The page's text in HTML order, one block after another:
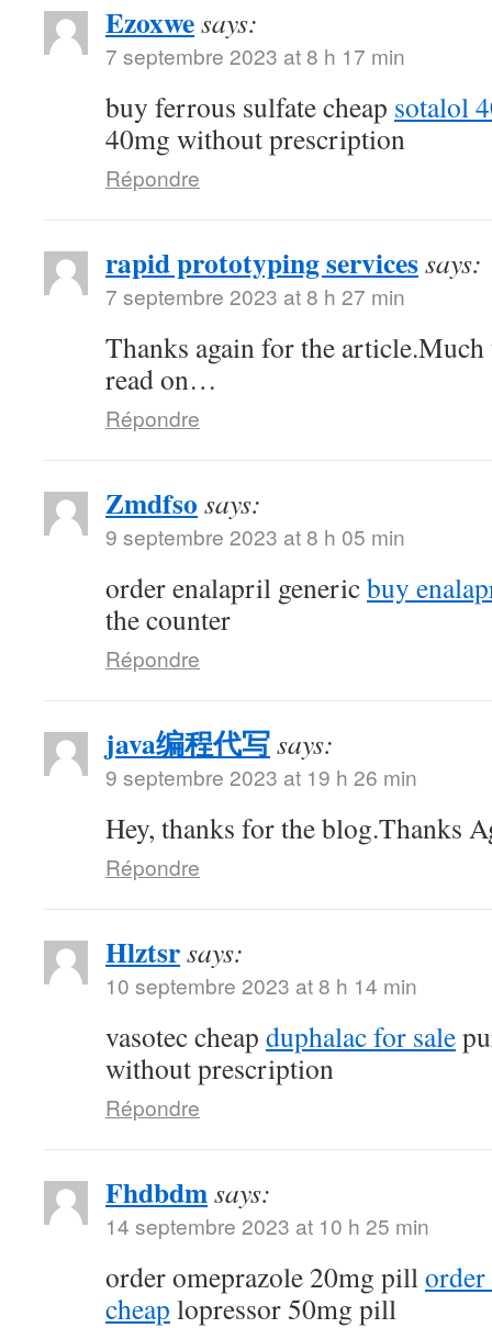
Ezoxwesays:
7 septembre 2023 at 8 h 17 min
buy ferrous sulfate cheap sotalol
40mg without prescription
Répondre
rapid prototyping servicessays:
7 septembre 2023 at 8 h 27 min
Thanks again for the
read on…
Répondre
Zmdfso says:
9 septembre 2023 at 8 h 05 min
order enalapril genericbuy
the counter
Répondre
java编程代写says:
9 septembre 2023 at 19 h 26 min
Hey, thanks for the blog.Thanks
Répondre
Hlztsrsays:
10 septembre 2023 at 8 h 14 min
vasotec cheap duphalac for sale
without prescription
Répondre
Fhdbdmsays:
14 septembre 2023 at 10 h 25 min
order omeprazole 20mg pill
cheap lopressor 50mg pill